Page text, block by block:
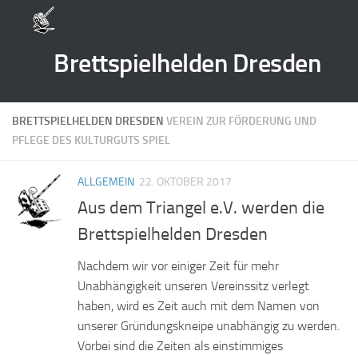
Zum Inhalt springen
Brettspielhelden Dresden
BRETTSPIELHELDEN DRESDEN VEREIN ZUR FÖRDERUNG UND
PFLEGE DES KULTURGUTS SPIEL
ALLGEMEIN 22. OKTOBER 2017
Aus dem Triangel e.V. werden die
Brettspielhelden Dresden
Nachdem wir vor einiger Zeit für mehr
Unabhängigkeit unseren Vereinssitz verlegt
haben, wird es Zeit auch mit dem Namen von
unserer Gründungskneipe unabhängig zu werden.
Vorbei sind die Zeiten als einstimmiges